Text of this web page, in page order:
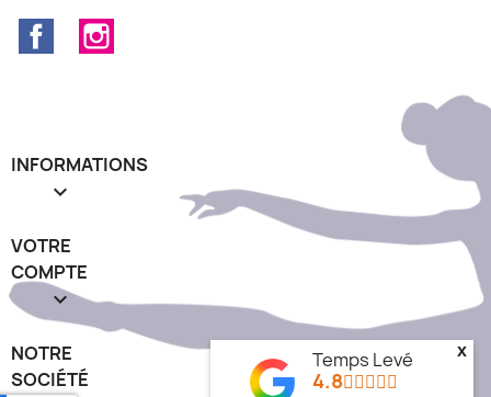
Facebook
INFORMATIONS

VOTRE
COMPTE

NOTRE
SOCIÉTÉ
Temps Levé
4.8
x